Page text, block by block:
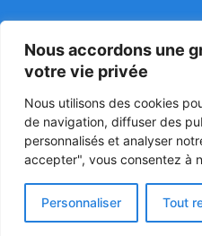
Nous accordons une
votre vie privée
Nous utilisons des cookies
de navigation, diffuser des
personnalisés et analyser
accepter", vous consentez à
Personnaliser Tout
47ᵉ Assemblée Mondiale sur
Luciano Hounkponou